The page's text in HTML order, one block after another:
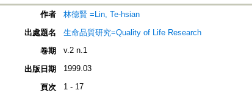
作者
林德賢 =Lin, Te-hsian
出處題名
生命品質研究=Quality of Life Research
卷期
v.2 n.1
出版日期 1999.03
頁次 1 - 17